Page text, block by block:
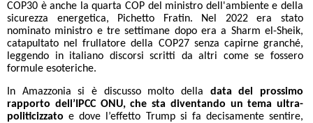
COP30 è anche la quarta COP del ministro dell'ambiente e della
sicurezza energetica, Pichetto Fratin. Nel 2022 era stato
nominato ministro e tre settimane dopo era a Sharm el-Sheik,
catapultato nel frullatore della COP27 senza capirne granché,
leggendo in italiano discorsi scritti da altri come se fossero
formule esoteriche.
In Amazzonia si è discusso molto della data del prossimo
rapporto dell’IPCC ONU, che sta diventando un tema ultra-
politicizzato e dove l’effetto Trump si fa decisamente sentire,